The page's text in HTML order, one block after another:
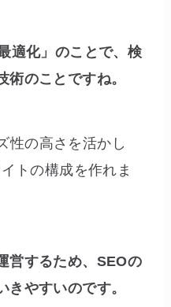
適化」のことで、検
のことですね。
性の高さを活かし
トの構成を作れま
営するため、SEOの
やすいのです。